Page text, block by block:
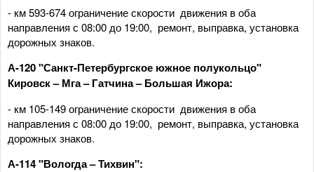
- км 593-674 ограничение скорости движения в оба
направления с 08:00 до 19:00, ремонт, выправка, установка
дорожных знаков.
А-120 "Санкт-Петербургское южное полукольцо"
Кировск – Мга – Гатчина – Большая Ижора:
- км 105-149 ограничение скорости движения в оба
направления с 08:00 до 19:00, ремонт, выправка, установка
дорожных знаков.
А-114 "Вологда – Тихвин":